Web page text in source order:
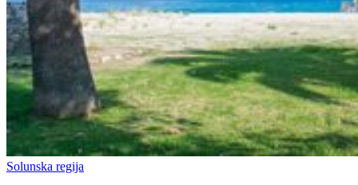
Solunska regija